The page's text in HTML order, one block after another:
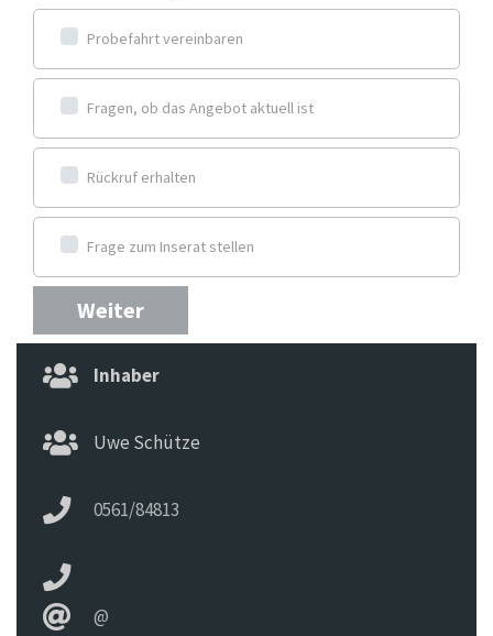
Probefahrt vereinbaren
Fragen, ob das Angebot aktuell ist
Rückruf erhalten
Frage zum Inserat stellen
Weiter
Inhaber
Uwe Schütze
0561/84813
@